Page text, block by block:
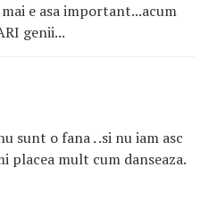
e asa important...acum
genii...
sunt o fana . .si nu iam asc
placea mult cum danseaza.